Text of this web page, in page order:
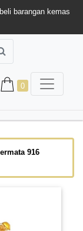
barangan kemas
0
916